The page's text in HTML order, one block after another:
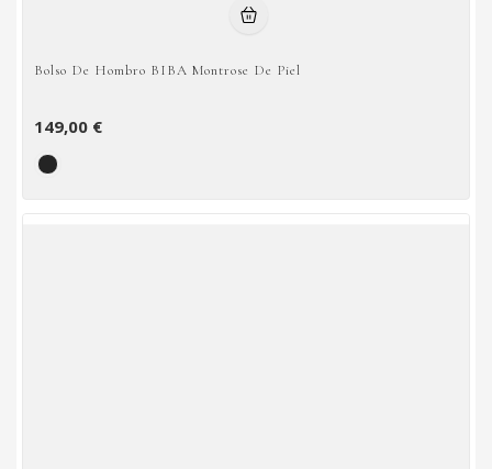
Bolso De Hombro BIBA Montrose De Piel
149,00 €